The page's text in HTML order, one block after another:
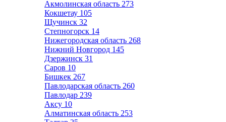
Акмолинская область 273
Кокшетау 105
Щучинск 32
Степногорск 14
Нижегородская область 268
Нижний Новгород 145
Дзержинск 31
Саров 10
Бишкек 267
Павлодарская область 260
Павлодар 239
Аксу 10
Алматинская область 253